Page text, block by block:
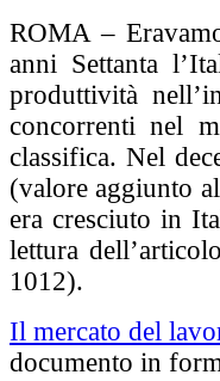
ROMA –
anni Settanta
produttività
concorrenti nel
classifica. Nel
(valore aggiunto
era cresciuto in
lettura
1012).
Il mercato del
documento in